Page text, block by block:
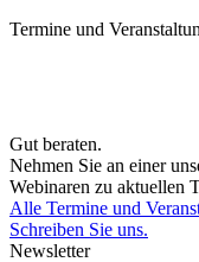
Termine und
Gut beraten.
Nehmen Sie an einer
Webinaren zu aktuellen
Alle Termine und
Schreiben Sie uns.
Newsletter